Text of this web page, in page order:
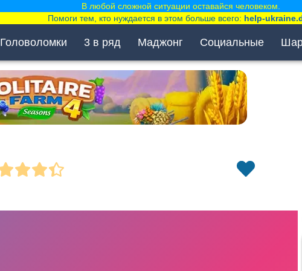
Головоломки 3 в ряд Маджонг Социальные
В любой сложной ситуации оставайся человеком.
Помоги тем, кто нуждается в этом больше всего: help-